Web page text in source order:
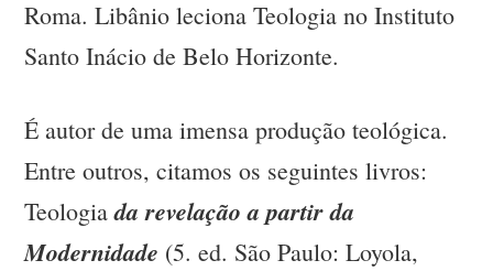
Roma. Libânio leciona Teologia no Instituto
Santo Inácio de Belo Horizonte.
É autor de uma imensa produção teológica.
Entre outros, citamos os seguintes livros:
Teologiada revelação a partir da
Modernidade (5. ed. São Paulo: Loyola,